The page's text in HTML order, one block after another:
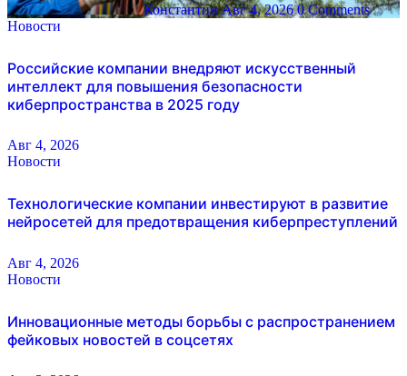
КонстантинАвг 4, 2026 0 Comments
Новости
Российские компании внедряют искусственный
интеллект для повышения безопасности
киберпространства в 2025 году
Авг 4, 2026
Новости
Технологические компании инвестируют в развитие
нейросетей для предотвращения киберпреступлений
Авг 4, 2026
Новости
Инновационные методы борьбы с распространением
фейковых новостей в соцсетях